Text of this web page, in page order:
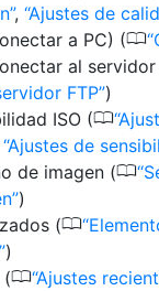
, Ajustes de
a PC) (0
al servidor
FTP )
ISO (0
Ajustes de
de imagen (0
)
(0
)
(0 Ajustes